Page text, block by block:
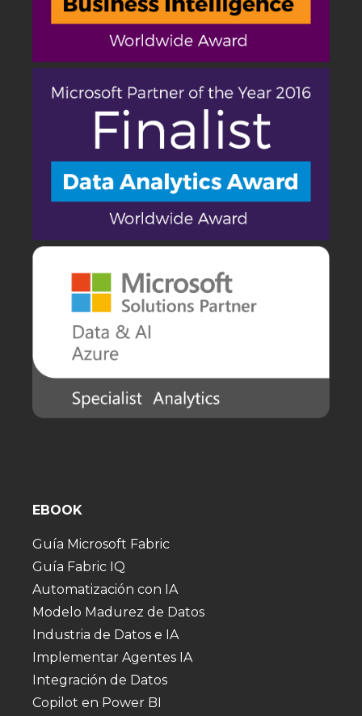
EBOOK
Guía Microsoft Fabric
Guía Fabric IQ
Automatización con IA
Modelo Madurez de Datos
Industria de Datos e IA
Implementar Agentes IA
Integración de Datos
Copilot en Power BI